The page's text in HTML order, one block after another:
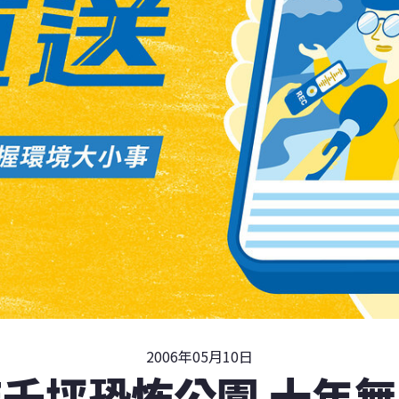
2006年05月10日